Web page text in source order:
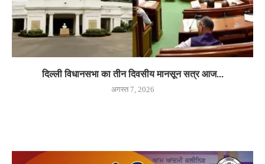
दिल्ली विधानसभा का तीन दिवसीय मानसून सत्र आज...
अगस्त 7, 2026